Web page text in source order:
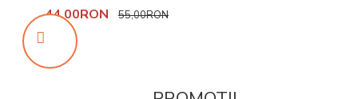
44,00RON 55,00RON